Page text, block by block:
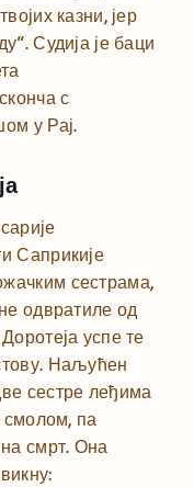
казни, јер
Судија је баци
с
у Рај.
Саприкије
сестрама,
одвратиле од
успе те
Наљућен
сестре леђима
смолом, па
смрт. Она